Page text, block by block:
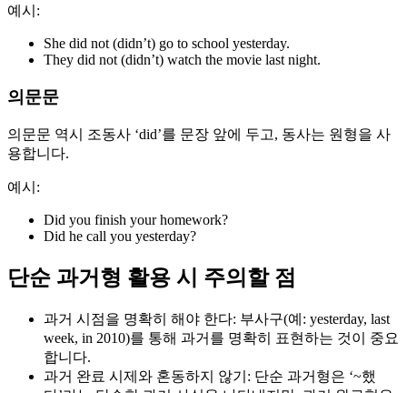
예시:
She did not (didn’t) go to school yesterday.
They did not (didn’t) watch the movie last night.
의문문
의문문 역시 조동사 ‘did’를 문장 앞에 두고, 동사는 원형을 사
용합니다.
예시:
Did you finish your homework?
Did he call you yesterday?
단순 과거형 활용 시 주의할 점
과거 시점을 명확히 해야 한다: 부사구(예: yesterday, last
week, in 2010)를 통해 과거를 명확히 표현하는 것이 중요
합니다.
과거 완료 시제와 혼동하지 않기: 단순 과거형은 ‘~했